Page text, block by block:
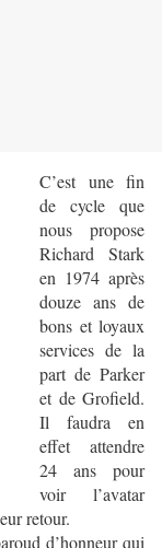
C’est une fin
de cycle que
nous propose
Richard Stark
en 1974 après
douze ans de
bons et loyaux
services de la
part de Parker
et de Grofield.
Il faudra en
effet attendre
24 ans pour
voir l’avatar
retour.
d’honneur qui